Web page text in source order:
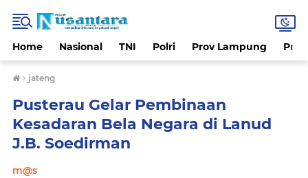
Home Nasional TNI Polri Prov Lampung
› jateng
Pusterau Gelar Pembinaan
Kesadaran Bela Negara di Lanud
J.B. Soedirman
m@s